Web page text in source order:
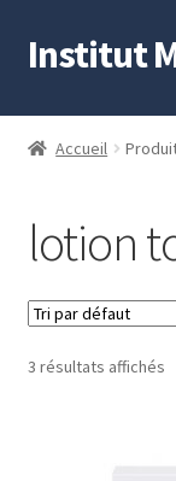
Aller
à
navigation
Aller
au
Institut
Accueil
Mon compte
Panier
Validation de la
Accueil
lotion
3 résultats affichés